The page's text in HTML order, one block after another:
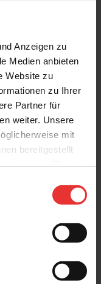
Anzeigen zu
Medien anbieten
Website zu
zu Ihrer
Partner für
weiter. Unsere
mit
bereitgestellt